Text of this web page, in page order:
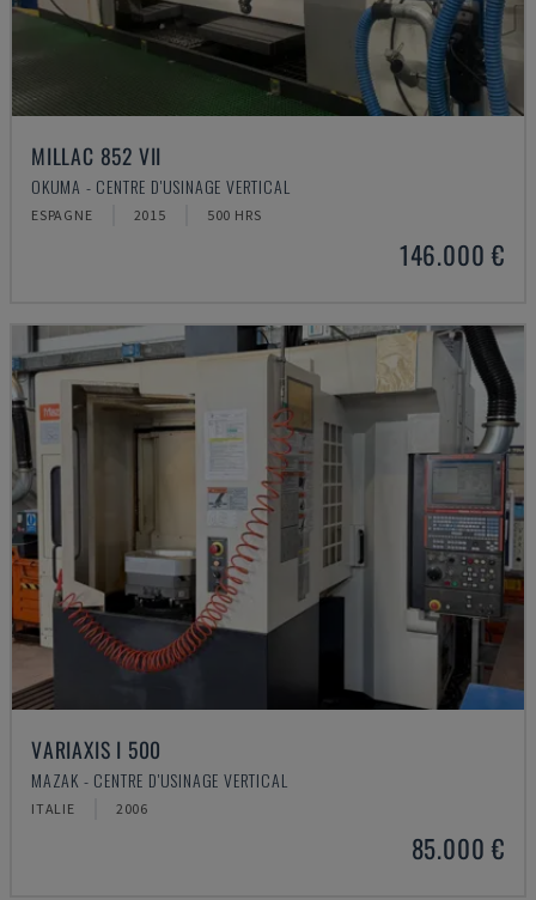
MILLAC 852 VII
OKUMA - CENTRE D'USINAGE VERTICAL
ESPAGNE 2015 500 HRS
146.000 €
VARIAXIS I 500
MAZAK - CENTRE D'USINAGE VERTICAL
ITALIE 2006
85.000 €